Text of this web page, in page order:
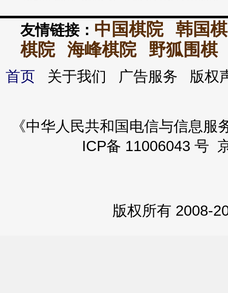
友情链接： 中国棋院
韩国
棋院
海峰棋院 野狐围棋
首页 关于我们 广告服务 版
《中华人民共和国电信与信息
ICP备 11006043 号
版权所有 2008-